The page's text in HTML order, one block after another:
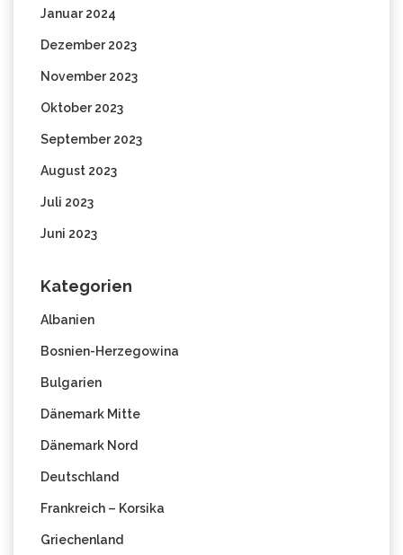
Januar 2024
Dezember 2023
November 2023
Oktober 2023
September 2023
August 2023
Juli 2023
Juni 2023
Kategorien
Albanien
Bosnien-Herzegowina
Bulgarien
Dänemark Mitte
Dänemark Nord
Deutschland
Frankreich – Korsika
Griechenland